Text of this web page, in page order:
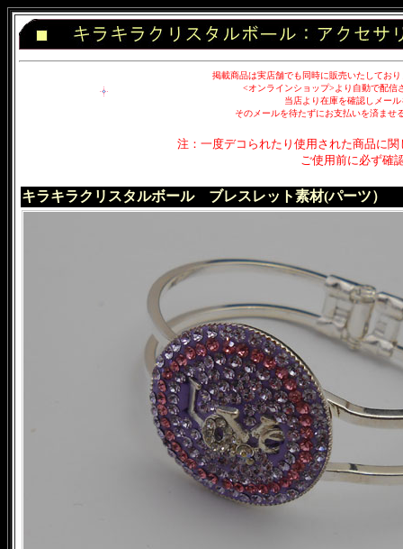
掲載商品は実店舗でも同時に販売いたしてお
<オンラインショップ>より自動で配信
当店より在庫を確認しメー
そのメールを待たずにお支払いを済ませ
注：一度デコられたり使用された商品に
ご使用前に必ず確
キラキラクリスタルボール ブレスレット素材(パーツ）